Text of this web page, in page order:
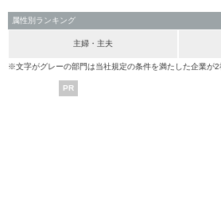
属性別ランキング
主婦・主夫
※文字がグレーの部門は当社規定の条件を満たした企業が2
PR